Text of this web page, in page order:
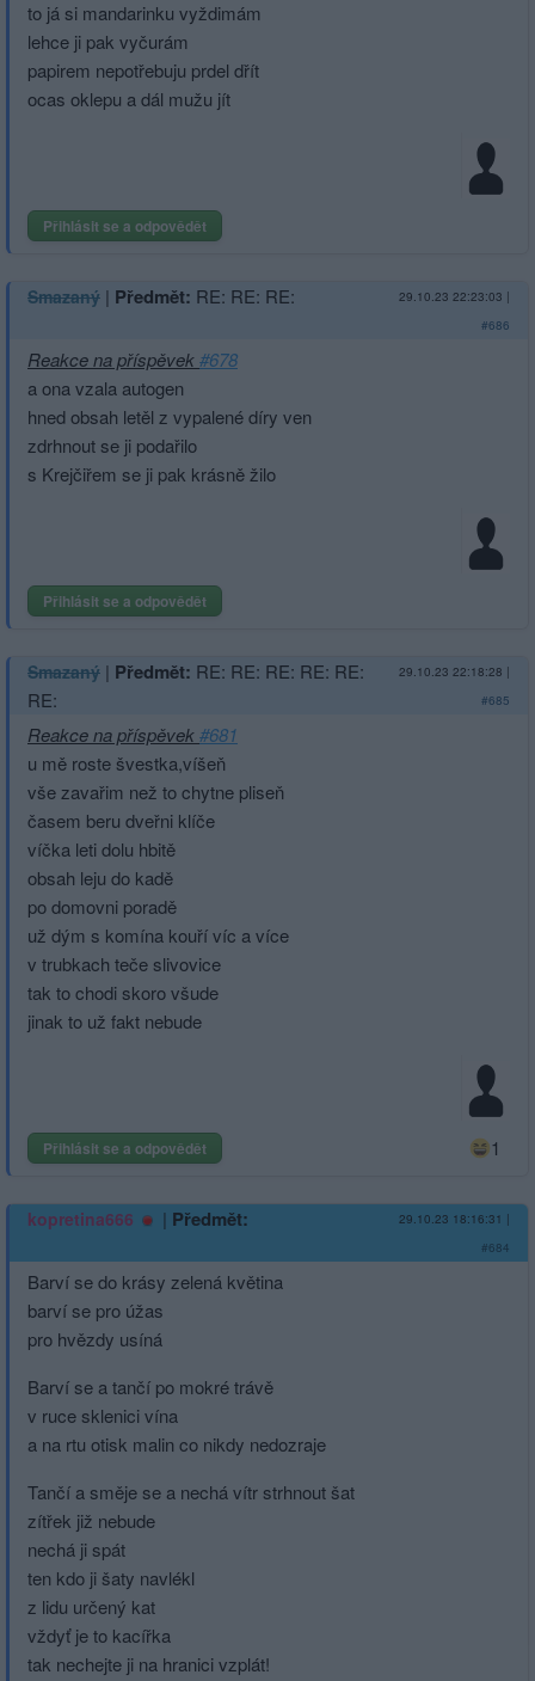
to já si mandarinku vyždimám
lehce ji pak vyčurám
papirem nepotřebuju prdel dřít
ocas oklepu a dál mužu jít
Přihlásit se a odpovědět
Smazaný | Předmět: RE: RE: RE: 29.10.23 22:23:03 |
#686
Reakce na příspěvek#678
a ona vzala autogen
hned obsah letěl z vypalené díry ven
zdrhnout se ji podařilo
s Krejčiřem se ji pak krásně žilo
Přihlásit se a odpovědět
Smazaný | Předmět: RE: RE: RE: RE: RE:
RE:
29.10.23 22:18:28 |
#685
Reakce na příspěvek#681
u mě roste švestka,víšeň
vše zavařim než to chytne pliseň
časem beru dveřni klíče
víčka leti dolu hbitě
obsah leju do kadě
po domovni poradě
už dým s komína kouří víc a více
v trubkach teče slivovice
tak to chodi skoro všude
jinak to už fakt nebude
Přihlásit se a odpovědět 1
kopretina666 | Předmět: 29.10.23 18:16:31 |
#684
Barví se do krásy zelená květina
barví se pro úžas
pro hvězdy usíná
Barví se a tančí po mokré trávě
v ruce sklenici vína
a na rtu otisk malin co nikdy nedozraje
Tančí a směje se a nechá vítr strhnout šat
zítřek již nebude
nechá ji spát
ten kdo ji šaty navlékl
z lidu určený kat
vždyť je to kacířka
tak nechejte ji na hranici vzplát!